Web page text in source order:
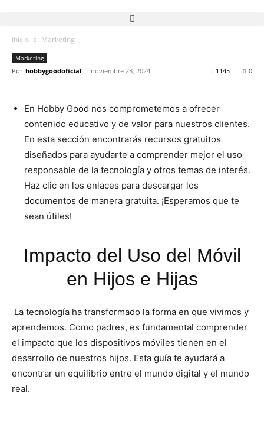
Inicio Marketing
Marketing
Por hobbygoodoficial - noviembre 28, 2024 0
1145
En Hobby Good nos comprometemos a ofrecer
contenido educativo y de valor para nuestros clientes.
En esta sección encontrarás recursos gratuitos
diseñados para ayudarte a comprender mejor el uso
responsable de la tecnología y otros temas de interés.
Haz clic en los enlaces para descargar los
documentos de manera gratuita. ¡Esperamos que te
sean útiles!
Impacto del Uso del Móvil
en Hijos e Hijas
La tecnología ha transformado la forma en que vivimos y
aprendemos. Como padres, es fundamental comprender
el impacto que los dispositivos móviles tienen en el
desarrollo de nuestros hijos. Esta guía te ayudará a
encontrar un equilibrio entre el mundo digital y el mundo
real.